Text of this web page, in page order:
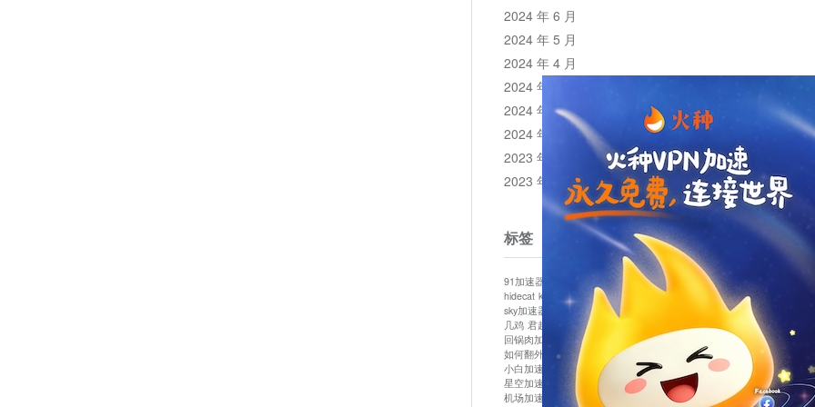
2024 年 6 月
2024 年 5 月
2024 年 4 月
2024 年 3 月
2024 年 2 月
2024 年 1 月
2023 年 12 月
2023 年 11 月
标签
91加速器 bluelayer加速器
clash节点
hidecat kuai500 panda加速器
plex加速器
sky加速器
telegram加速器 中信加速器
云梯加速器
几鸡 君越加速器 哔咔漫画加速器
唐师傅加速器
回锅肉加速器
坚果加速器 壹点加速器
如何翻外墙网站 小哈vp加速器
小火箭加速器
小白加速器
布谷vp加速器 心阶云 快连
星空加速器
最新版clash安卓下载
月光加速器
机场加速器
松果云 极快加速器
梯子加速器